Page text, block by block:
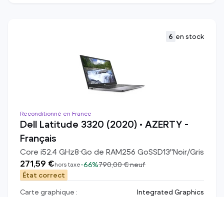
6 en stock
Reconditionné en France
Dell Latitude 3320 (2020) • AZERTY -
Français
Core i52.4 GHz8Go de RAM256 GoSSD13"Noir/Gris
271,59 €hors taxe-66%790,00 €neuf
État correct
Carte graphique :
Integrated Graphics